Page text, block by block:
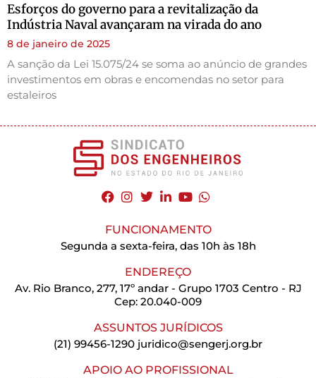
Esforços do governo para a revitalização da
Indústria Naval avançaram na virada do ano
8 de janeiro de 2025
A sanção da Lei 15.075/24 se soma ao anúncio de grandes
investimentos em obras e encomendas no setor para
estaleiros
FUNCIONAMENTO
Segunda a sexta-feira, das 10h às 18h
ENDEREÇO
Av. Rio Branco, 277, 17º andar - Grupo 1703 Centro - RJ
Cep: 20.040-009
ASSUNTOS JURÍDICOS
(21) 99456-1290 juridico@sengerj.org.br
APOIO AO PROFISSIONAL